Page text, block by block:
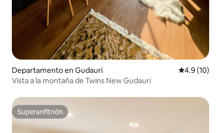
Departamento en Gudauri Calificación
4.9 (10)
Vista a la montaña de Twins New Gudauri
Superanfitrión
Superanfitrión